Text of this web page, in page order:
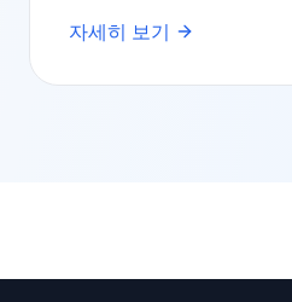
자세히 보기